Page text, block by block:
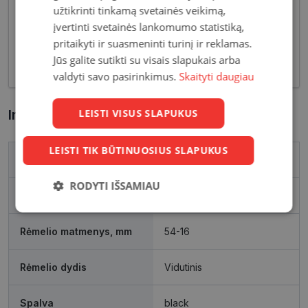
tiek klasikinių, tiek netikėčiausių ir drąsiausių
sprendimų akinių rėmelių. Tai ne tik regėjimo
korekcija, tačiau ir stilingas kasdieninės išvaizdos
akcentas.
Informacija apie prekę
Prekės ženklas
Rėmelio matmenys, mm 54-16
Rėmelio dydis Vidutinis
Spalva black
užtikrinti tinkamą svetainės veikimą,
įvertinti svetainės lankomumo statistiką,
pritaikyti ir suasmeninti turinį ir reklamas.
Jūs galite sutikti su visais slapukais arba
valdyti savo pasirinkimus. Skaityti daugiau
LEISTI VISUS SLAPUKUS
LEISTI TIK BŪTINUOSIUS SLAPUKUS
RODYTI IŠSAMIAU
Būtinieji
slapukai
Statistikos
slapukai
Rinkodaros